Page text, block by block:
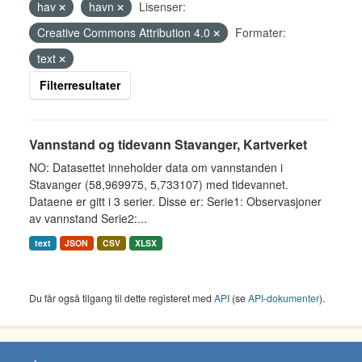
hav
havn
Lisenser:
Creative Commons Attribution 4.0
Formater:
text
Filterresultater
Vannstand og tidevann Stavanger, Kartverket
NO: Datasettet inneholder data om vannstanden i
Stavanger (58,969975, 5,733107) med tidevannet.
Dataene er gitt i 3 serier. Disse er: Serie1: Observasjoner
av vannstand Serie2:...
text JSON CSV XLSX
Du får også tilgang til dette registeret med API (seAPI-dokumenter).